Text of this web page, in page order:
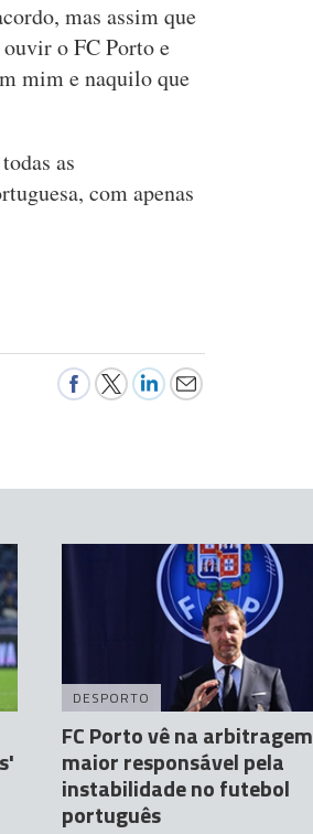
mas assim que
o FC Porto e
mim e naquilo que
as
com apenas
DESPORTO
FC Porto vê na arbitragem
maior responsável pela
instabilidade no futebol
português